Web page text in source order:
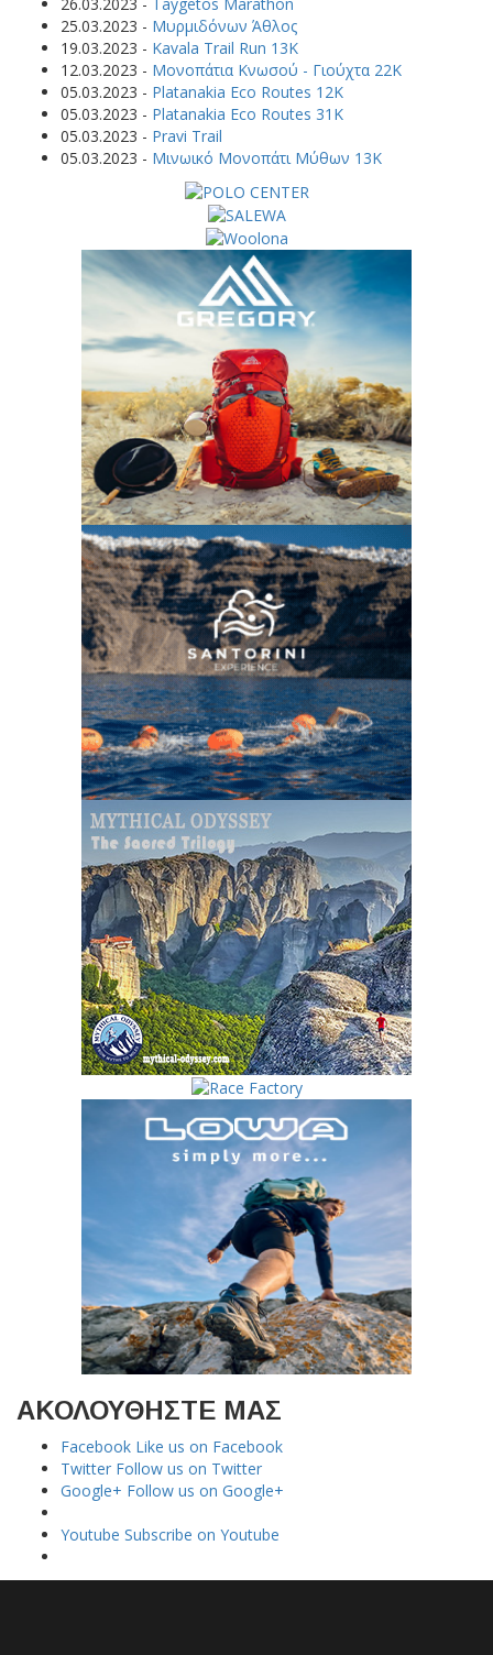
25.03.2023 - Μυρμιδόνων Άθλος
19.03.2023 - Kavala Trail Run 13K
12.03.2023 - Μονοπάτια Κνωσού - Γιούχτα 22Κ
05.03.2023 - Platanakia Eco Routes 12K
05.03.2023 - Platanakia Eco Routes 31K
05.03.2023 - Pravi Trail
05.03.2023 - Μινωικό Μονοπάτι Μύθων 13Κ
ΑΚΟΛΟΥΘΗΣΤΕ ΜΑΣ
Facebook Like us on Facebook
Twitter Follow us on Twitter
Google+ Follow us on Google+
Youtube Subscribe on Youtube